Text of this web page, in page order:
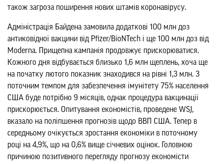
також загроза поширення нових штамів коронавірусу.
Адміністрація Байдена замовила додаткові 100 млн доз
антиковідної вакцини від Pfizer/BioNTech і ще 100 млн доз від
Moderna. Прищепна кампанія продовжує прискорюватися.
Кожного дня відбувається близько 1,6 млн щеплень, хоча ще
на початку лютого показник знаходився на рівні 1,3 млн. З
поточним темпом для забезпечення імунітету 75% населення
США буде потрібно 9 місяців, однак процедура вакцинації
прискорюється. Опитування економістів, проведене WSJ,
вказало на поліпшення прогнозів щодо ВВП США. Тепер в
середньому очікується зростання економіки в поточному
році на 4,9%, що на 0,6% вище січневих оцінок. Головною
причиною позитивного перегляду прогнозу економісти